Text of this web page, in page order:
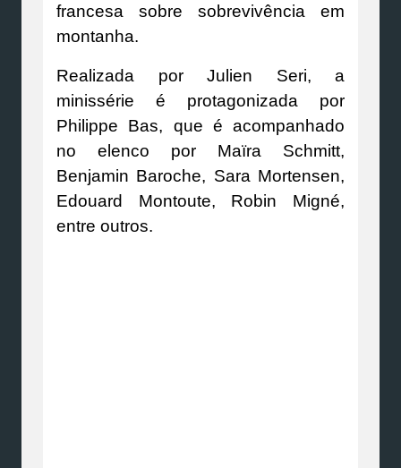
francesa sobre sobrevivência em
montanha.
Realizada por Julien Seri, a
minissérie é protagonizada por
Philippe Bas, que é acompanhado
no elenco por Maïra Schmitt,
Benjamin Baroche, Sara Mortensen,
Edouard Montoute, Robin Migné,
entre outros.